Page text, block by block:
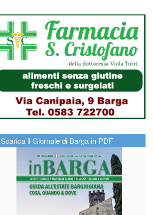
Scarica il Giornale di Barga in PDF